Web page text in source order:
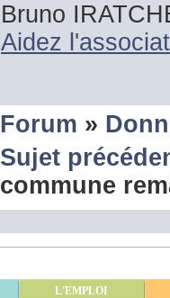
Bruno
Aidez
Forum »
Sujet
commune
L'EMPLOI